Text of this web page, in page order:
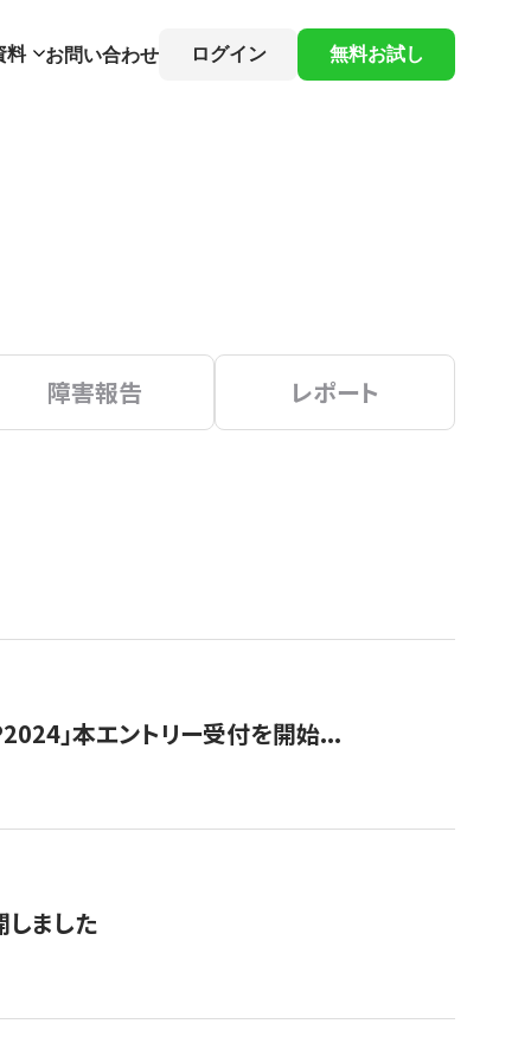
料 お問い合わせ ログイン 無料お試し
障害報告 レポート
」本エントリー受付を開始...
しました